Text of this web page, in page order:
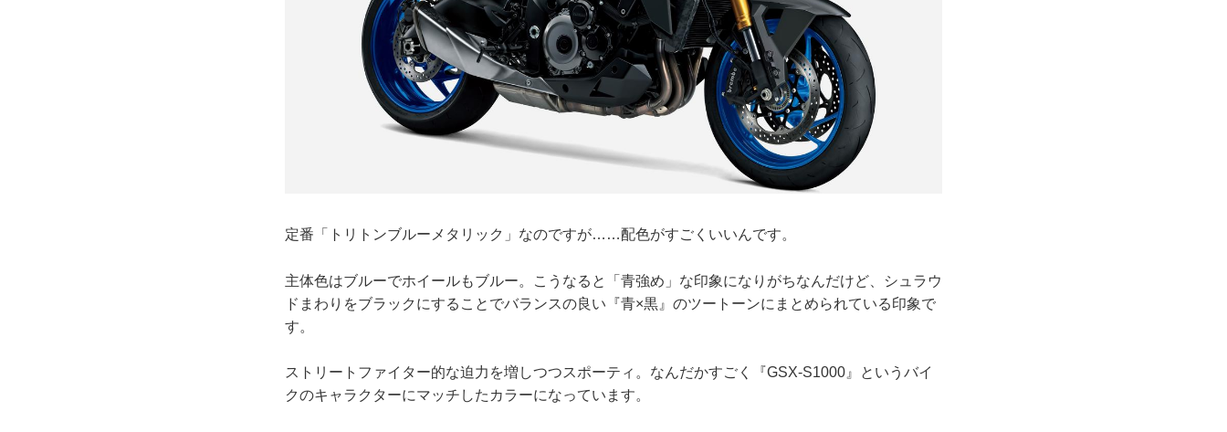
定番「トリトンブルーメタリック」なのですが……配色がすごくいいんです。
主体色はブルーでホイールもブルー。こうなると「青強め」な印象になりがちなんだけど、シュラウ
ドまわりをブラックにすることでバランスの良い『青×黒』のツートーンにまとめられている印象で
す。
ストリートファイター的な迫力を増しつつスポーティ。なんだかすごく『GSX-S1000』というバイ
クのキャラクターにマッチしたカラーになっています。